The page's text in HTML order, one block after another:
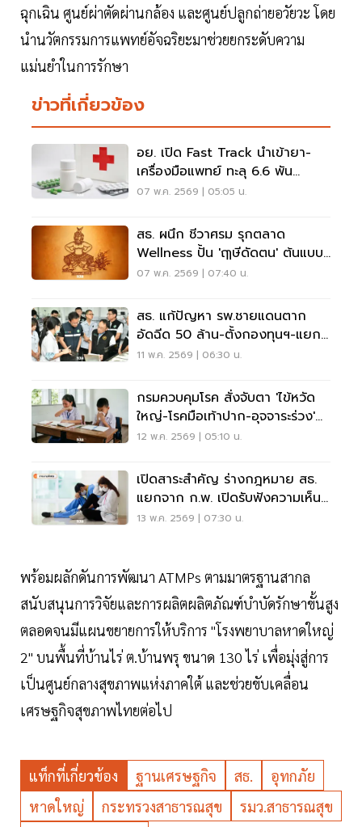
ฉุกเฉิน ศูนย์ผ่าตัดผ่านกล้อง และศูนย์ปลูกถ่ายอวัยวะ โดย
นำนวัตกรรมการแพทย์อัจฉริยะมาช่วยยกระดับความ
แม่นยำในการรักษา
ข่าวที่เกี่ยวข้อง
อย. เปิด Fast Track นำเข้ายา-
เครื่องมือแพทย์ ทะลุ 6.6 พัน
รายการ รับมือวิกฤต
07 พ.ค. 2569 | 05:05 น.
สธ. ผนึก ชีวาศรม รุกตลาด
Wellness ปั้น 'ฤๅษีดัดตน' ต้นแบบ
ดูแล 12 กลุ่มโรค
07 พ.ค. 2569 | 07:40 น.
สธ. แก้ปัญหา รพ.ชายแดนตาก
อัดฉีด 50 ล้าน-ตั้งกองทุนฯ-แยก
บัญชีไทย-ต่างด้าวชัดเจน
11 พ.ค. 2569 | 06:30 น.
กรมควบคุมโรค สั่งจับตา 'ไข้หวัด
ใหญ่-โรคมือเท้าปาก-อุจจาระร่วง'
รับเปิดเทอม
12 พ.ค. 2569 | 05:10 น.
เปิดสาระสำคัญ ร่างกฎหมาย สธ.
แยกจาก ก.พ. เปิดรับฟังความเห็น
15 พ.ค.นี้
13 พ.ค. 2569 | 07:30 น.
พร้อมผลักดันการพัฒนา ATMPs ตามมาตรฐานสากล
สนับสนุนการวิจัยและการผลิตผลิตภัณฑ์บำบัดรักษาขั้นสูง
ตลอดจนมีแผนขยายการให้บริการ "โรงพยาบาลหาดใหญ่
2" บนพื้นที่บ้านไร่ ต.บ้านพรุ ขนาด 130 ไร่ เพื่อมุ่งสู่การ
เป็นศูนย์กลางสุขภาพแห่งภาคใต้ และช่วยขับเคลื่อน
เศรษฐกิจสุขภาพไทยต่อไป
แท็กที่เกี่ยวข้อง ฐานเศรษฐกิจ สธ.
อุทกภัย
หาดใหญ่
กระทรวงสาธารณสุข
รมว.สาธารณสุข